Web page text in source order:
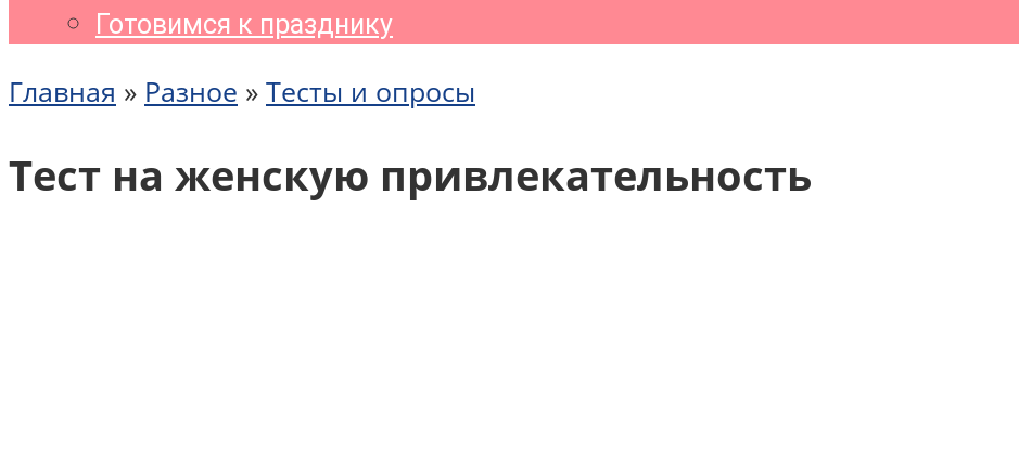
Готовимся к празднику
Главная » Разное » Тесты и опросы
Тест на женскую привлекательность